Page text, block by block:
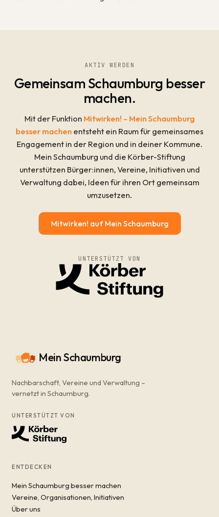
AKTIV WERDEN
Gemeinsam Schaumburg besser
machen.
Mit der Funktion Mitwirken! – Mein Schaumburg
besser machen entsteht ein Raum für gemeinsames
Engagement in der Region und in deiner Kommune.
Mein Schaumburg und die Körber-Stiftung
unterstützen Bürger:innen, Vereine, Initiativen und
Verwaltung dabei, Ideen für ihren Ort gemeinsam
umzusetzen.
Mitwirken! auf Mein Schaumburg
UNTERSTÜTZT VON
Mein Schaumburg
Nachbarschaft, Vereine und Verwaltung –
vernetzt in Schaumburg.
UNTERSTÜTZT VON
ENTDECKEN
Mein Schaumburg besser machen
Vereine, Organisationen, Initiativen
Über uns